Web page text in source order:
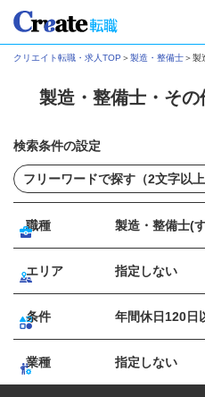
クリエイト転職・求人TOP ＞製造・整備士＞製
製造・整備士・そ
検索条件の設定
職種 製造・整備士(
エリア 指定しない
条件 年間休日120日
業種 指定しない